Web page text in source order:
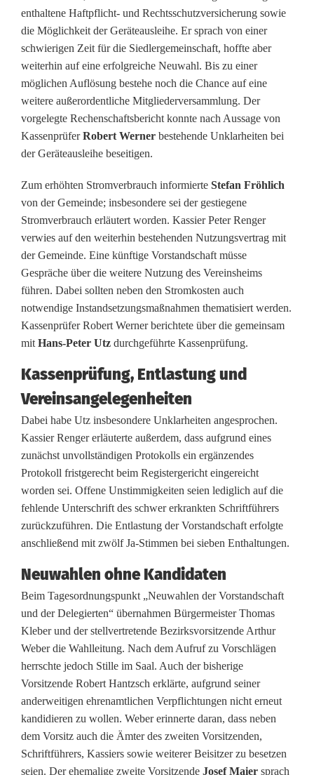
s
t
a
n
d
s
h
a
f
t
v
o
A
u
f
l
ö
s
u
n
g
enthaltene Haftpflicht- und Rechtsschutzversicherung sowie
die Möglichkeit der Geräteausleihe. Er sprach von einer
schwierigen Zeit für die Siedlergemeinschaft, hoffte aber
weiterhin auf eine erfolgreiche Neuwahl. Bis zu einer
möglichen Auflösung bestehe noch die Chance auf eine
weitere außerordentliche Mitgliederversammlung. Der
vorgelegte Rechenschaftsbericht konnte nach Aussage von
KassenprüferRobert Werner bestehende Unklarheiten bei
der Geräteausleihe beseitigen.
Zum erhöhten Stromverbrauch informierte Stefan Fröhlich
von der Gemeinde; insbesondere sei der gestiegene
Stromverbrauch erläutert worden. Kassier Peter Renger
verwies auf den weiterhin bestehenden Nutzungsvertrag mit
der Gemeinde. Eine künftige Vorstandschaft müsse
Gespräche über die weitere Nutzung des Vereinsheims
führen. Dabei sollten neben den Stromkosten auch
notwendige Instandsetzungsmaßnahmen thematisiert werden.
Kassenprüfer Robert Werner berichtete über die gemeinsam
mit Hans-Peter Utz durchgeführte Kassenprüfung.
Kassenprüfung, Entlastung und
Vereinsangelegenheiten
Dabei habe Utz insbesondere Unklarheiten angesprochen.
Kassier Renger erläuterte außerdem, dass aufgrund eines
zunächst unvollständigen Protokolls ein ergänzendes
Protokoll fristgerecht beim Registergericht eingereicht
worden sei. Offene Unstimmigkeiten seien lediglich auf die
fehlende Unterschrift des schwer erkrankten Schriftführers
zurückzuführen. Die Entlastung der Vorstandschaft erfolgte
anschließend mit zwölf Ja-Stimmen bei sieben Enthaltungen.
Neuwahlen ohne Kandidaten
Beim Tagesordnungspunkt „Neuwahlen der Vorstandschaft
und der Delegierten“ übernahmen Bürgermeister Thomas
Kleber und der stellvertretende Bezirksvorsitzende Arthur
Weber die Wahlleitung. Nach dem Aufruf zu Vorschlägen
herrschte jedoch Stille im Saal. Auch der bisherige
Vorsitzende Robert Hantzsch erklärte, aufgrund seiner
anderweitigen ehrenamtlichen Verpflichtungen nicht erneut
kandidieren zu wollen. Weber erinnerte daran, dass neben
dem Vorsitz auch die Ämter des zweiten Vorsitzenden,
Schriftführers, Kassiers sowie weiterer Beisitzer zu besetzen
seien. Der ehemalige zweite Vorsitzende Josef Maier sprach